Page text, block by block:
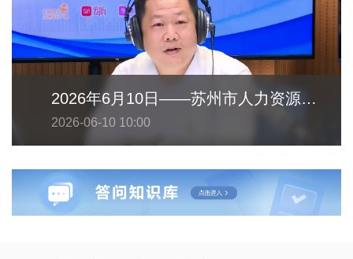
2026年6月10日——苏州市人力资源和社会保障局
2026-06-10 10:00